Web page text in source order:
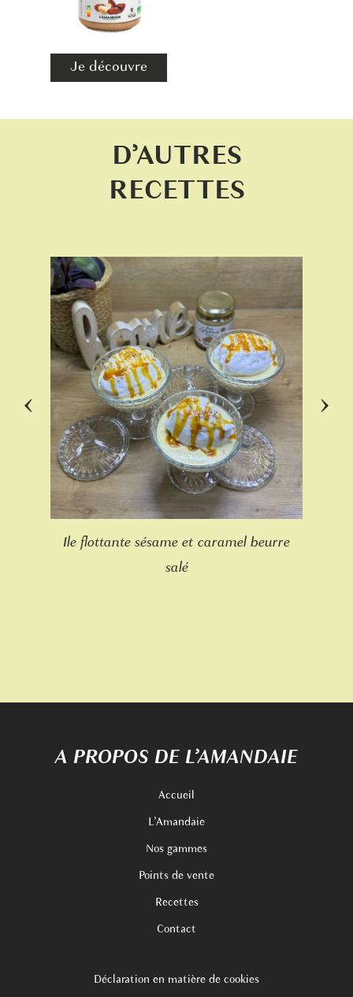
Je découvre
D’AUTRES
RECETTES
Ile flottante sésame et caramel beurre
salé
‹ ›
A PROPOS DE L’AMANDAIE
Accueil
L’Amandaie
Nos gammes
Points de vente
Recettes
Contact
Déclaration en matière de cookies